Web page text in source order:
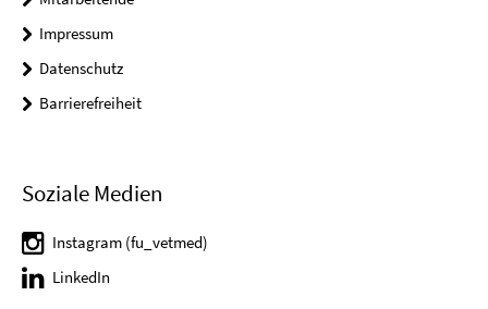
Impressum
Datenschutz
Barrierefreiheit
Soziale Medien
Instagram (fu_vetmed)
LinkedIn